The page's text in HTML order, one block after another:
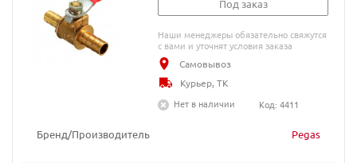
Бренд/Производитель Pegas
Под заказ
Наши менеджеры обязательно свяжутся
с вами и уточнят условия заказа
Самовывоз
Курьер, ТК
Нет в наличии
Код: 4411